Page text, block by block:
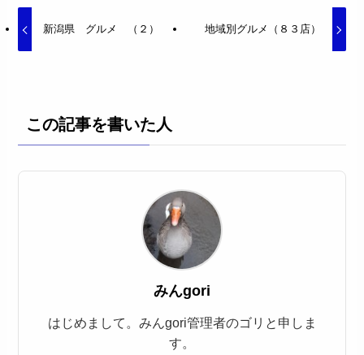
新潟県 グルメ （２） 地域別グルメ（８３店）
この記事を書いた人
みんgori
はじめまして。みんgori管理者のゴリと申しま
す。